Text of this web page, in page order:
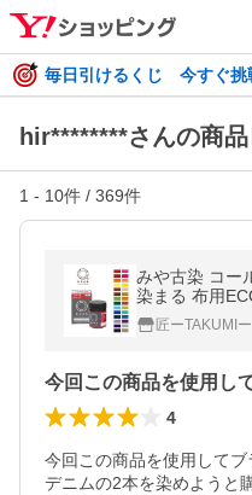
毎日引けるくじ 今すぐ挑
hir********さんの商
1 - 10件 / 369件
みや古染 コー
染まる 布用
麻 レーヨン（
ポリウレタン
匠ーTAKUMIー
4
今回この商品を使用して
デニムの2本を染めようと